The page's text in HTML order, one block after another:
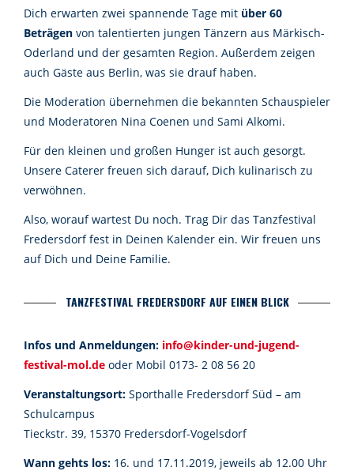
Dich erwarten zwei spannende Tage mit über 60
Beträgen von talentierten jungen Tänzern aus Märkisch-
Oderland und der gesamten Region. Außerdem zeigen
auch Gäste aus Berlin, was sie drauf haben.
Die Moderation übernehmen die bekannten Schauspieler
und Moderatoren Nina Coenen und Sami Alkomi.
Für den kleinen und großen Hunger ist auch gesorgt.
Unsere Caterer freuen sich darauf, Dich kulinarisch zu
verwöhnen.
Also, worauf wartest Du noch. Trag Dir das Tanzfestival
Fredersdorf fest in Deinen Kalender ein. Wir freuen uns
auf Dich und Deine Familie.
TANZFESTIVAL FREDERSDORF AUF EINEN BLICK
Infos und Anmeldungen: info@kinder-und-jugend-
festival-mol.de oder Mobil 0173- 2 08 56 20
Veranstaltungsort: Sporthalle Fredersdorf Süd – am
Schulcampus
Tieckstr. 39, 15370 Fredersdorf-Vogelsdorf
Wann gehts los: 16. und 17.11.2019, jeweils ab 12.00 Uhr